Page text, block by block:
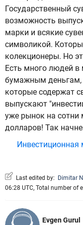
Государственный
возможность
марки и всякие
символикой.
колекционеры. Но
Есть много людей
бумажным деньгам,
которые содержат
выпускают
уже рынок на
долларов! Так
Инвестиционная
Last edited by: Dimitar
06:28 UTC, Total number of
Evgen Gurul